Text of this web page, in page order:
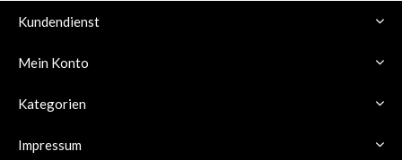
Kundendienst
Mein Konto
Kategorien
Impressum